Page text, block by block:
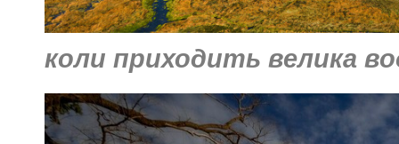
коли приходить велика